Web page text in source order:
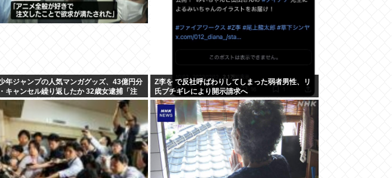
年ジャンプの人気マンガグッズ、43億円分
キャンセル繰り返したか 32歳女逮捕「注
ことで欲求が満たされた」
Z李を で反社呼ばわりしてしまった弱者男性、リ
氏ブチギレにより開示請求へ